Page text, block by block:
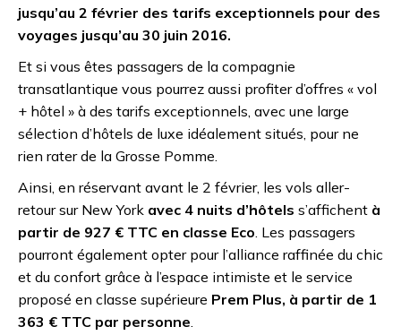
jusqu’au 2 février des tarifs exceptionnels pour des
voyages jusqu’au 30 juin 2016.
Et si vous êtes passagers de la compagnie
transatlantique vous pourrez aussi profiter d’offres « vol
+ hôtel » à des tarifs exceptionnels, avec une large
sélection d’hôtels de luxe idéalement situés, pour ne
rien rater de la Grosse Pomme.
Ainsi, en réservant avant le 2 février, les vols aller-
retour sur New York avec 4 nuits d’hôtels s’affichent à
partir de 927 € TTC en classe Eco . Les passagers
pourront également opter pour l’alliance raffinée du chic
et du confort grâce à l’espace intimiste et le service
proposé en classe supérieure Prem Plus, à partir de 1
363 € TTC par personne